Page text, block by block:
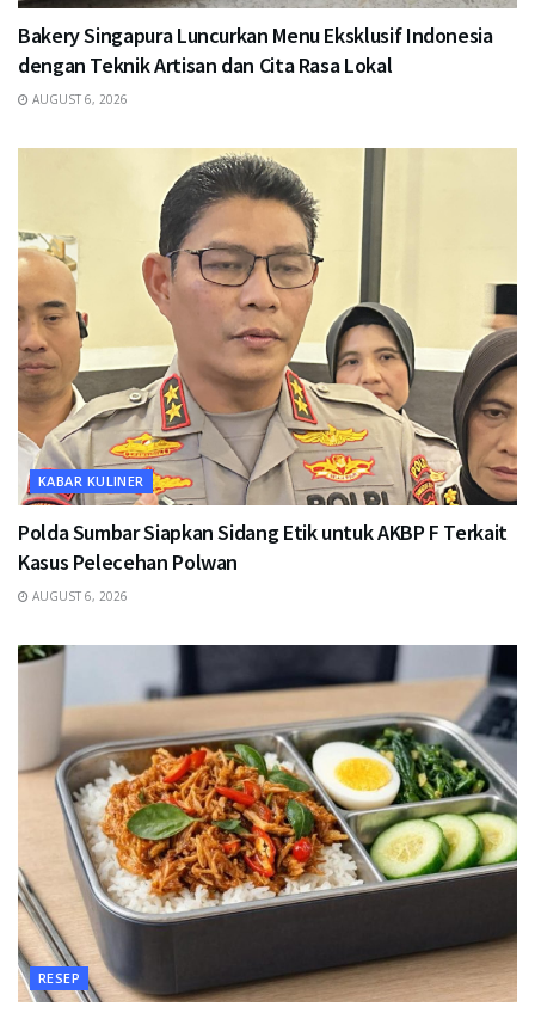
Bakery Singapura Luncurkan Menu Eksklusif Indonesia
dengan Teknik Artisan dan Cita Rasa Lokal
AUGUST 6, 2026
KABAR KULINER
Polda Sumbar Siapkan Sidang Etik untuk AKBP F Terkait
Kasus Pelecehan Polwan
AUGUST 6, 2026
RESEP